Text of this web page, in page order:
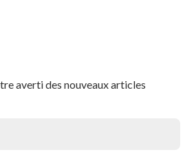
averti des nouveaux articles